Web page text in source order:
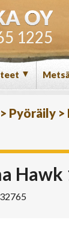
1225
▼
> Pyöräily >
Hawk